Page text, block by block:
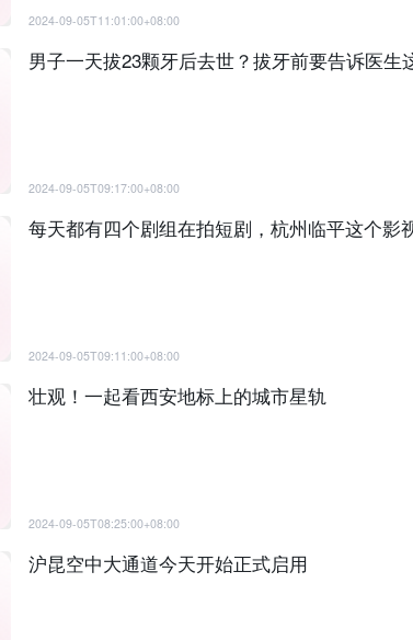
2024-09-05T11:01:00+08:00
男子一天拔23颗牙后去世？拔牙前要告诉医生
2024-09-05T09:17:00+08:00
每天都有四个剧组在拍短剧，杭州临平这个影
2024-09-05T09:11:00+08:00
壮观！一起看西安地标上的城市星轨
2024-09-05T08:25:00+08:00
沪昆空中大通道今天开始正式启用